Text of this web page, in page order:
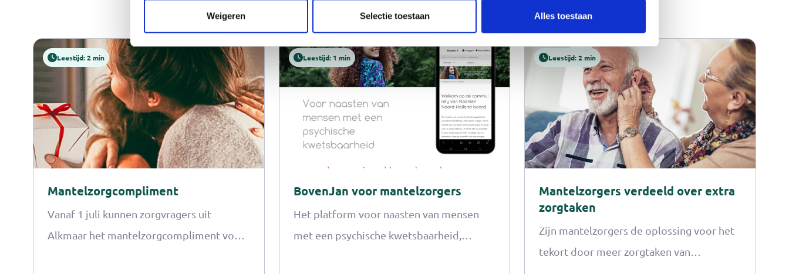
Weigeren Selectie toestaan Alles toestaan
Leestijd: 2 min
Mantelzorgcompliment
Vanaf 1 juli kunnen zorgvragers uit
Alkmaar het mantelzorgcompliment voor
Leestijd: 1 min
BovenJan voor mantelzorgers
Het platform voor naasten van mensen
met een psychische kwetsbaarheid,
Leestijd: 2 min
Mantelzorgers verdeeld over extra
zorgtaken
Zijn mantelzorgers de oplossing voor het
tekort door meer zorgtaken van